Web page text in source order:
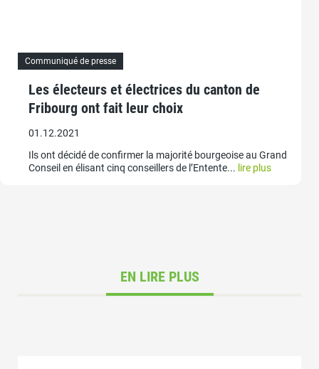
Communiqué de presse
Les électeurs et électrices du canton de
Fribourg ont fait leur choix
01.12.2021
Ils ont décidé de confirmer la majorité bourgeoise au Grand
Conseil en élisant cinq conseillers de l’Entente... lire plus
EN LIRE PLUS